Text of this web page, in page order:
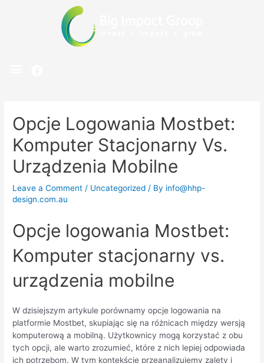
Opcje Logowania Mostbet:
Komputer Stacjonarny Vs.
Urządzenia Mobilne
Leave a Comment / Uncategorized / By info@hhp-
design.com.au
Opcje logowania Mostbet:
Komputer stacjonarny vs.
urządzenia mobilne
W dzisiejszym artykule porównamy opcje logowania na
platformie Mostbet, skupiając się na różnicach między wersją
komputerową a mobilną. Użytkownicy mogą korzystać z obu
tych opcji, ale warto zrozumieć, które z nich lepiej odpowiada
ich potrzebom. W tym kontekście przeanalizujemy zalety i